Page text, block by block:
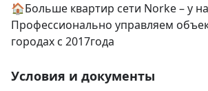
🏠Больше квартир сети Norke – у
Профессионально управляем
городах с 2017года
Условия и документы